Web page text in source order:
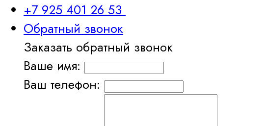
+7 925 401 26 53
Обратный звонок
Заказать обратный звонок
Ваше имя:
Ваш телефон: